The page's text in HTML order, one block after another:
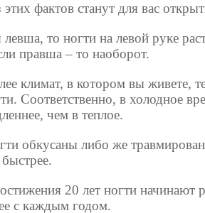
фактов станут для вас
то ногти на левой руке
правша – то наоборот.
климат, в котором вы живете,
Соответственно, в холодное
чем в теплое.
обкусаны либо же
20 лет ногти начинают
с каждым годом.